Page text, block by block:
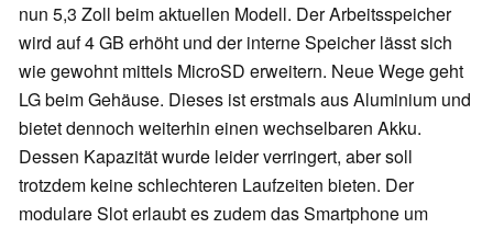
nun 5,3 Zoll beim aktuellen Modell. Der Arbeitsspeicher
wird auf 4 GB erhöht und der interne Speicher lässt sich
wie gewohnt mittels MicroSD erweitern. Neue Wege geht
LG beim Gehäuse. Dieses ist erstmals aus Aluminium und
bietet dennoch weiterhin einen wechselbaren Akku.
Dessen Kapazität wurde leider verringert, aber soll
trotzdem keine schlechteren Laufzeiten bieten. Der
modulare Slot erlaubt es zudem das Smartphone um